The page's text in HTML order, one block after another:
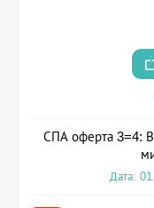
СПА оферта 3=4:
Дата: